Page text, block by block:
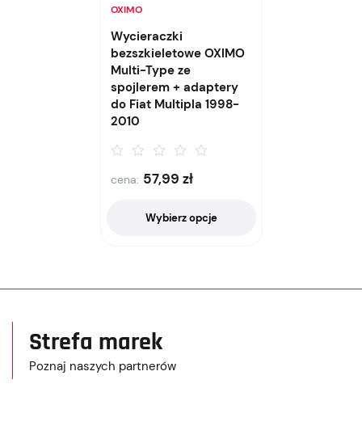
OXIMO
Wycieraczki
bezszkieletowe OXIMO
Multi-Type ze
spojlerem + adaptery
do Fiat Multipla 1998-
2010
cena: 57,99 zł
Wybierz opcje
Strefa marek
Poznaj naszych partnerów